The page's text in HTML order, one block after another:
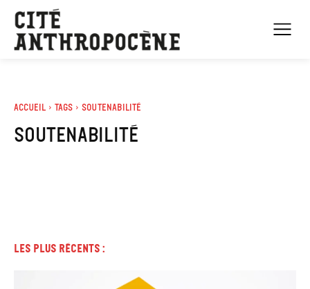
Accueil Tags Soutenabilité
soutenabilité
Les plus récents :